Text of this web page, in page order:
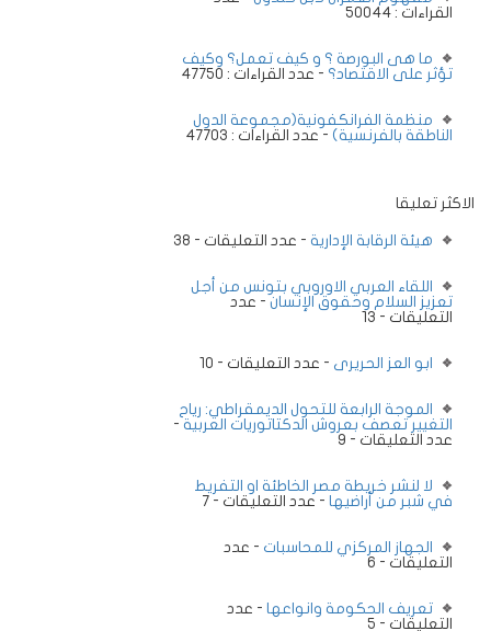
القراءات : 50044
ما هى البورصة ؟ و كيف تعمل؟ وكيف
تؤثر على الاقتصاد؟ - عدد القراءات : 47750
منظمة الفرانكفونية(مجموعة الدول
الناطقة بالفرنسية) - عدد القراءات : 47703
الاكثر تعليقا
هيئة الرقابة الإدارية - عدد التعليقات - 38
اللقاء العربي الاوروبي بتونس من أجل
تعزيز السلام وحقوق الإنسان - عدد
التعليقات - 13
ابو العز الحريرى - عدد التعليقات - 10
الموجة الرابعة للتحول الديمقراطي: رياح
التغيير تعصف بعروش الدكتاتوريات العربية -
عدد التعليقات - 9
لا لنشر خريطة مصر الخاطئة او التفريط
في شبر من أراضيها - عدد التعليقات - 7
الجهاز المركزي للمحاسبات - عدد
التعليقات - 6
تعريف الحكومة وانواعها - عدد
التعليقات - 5